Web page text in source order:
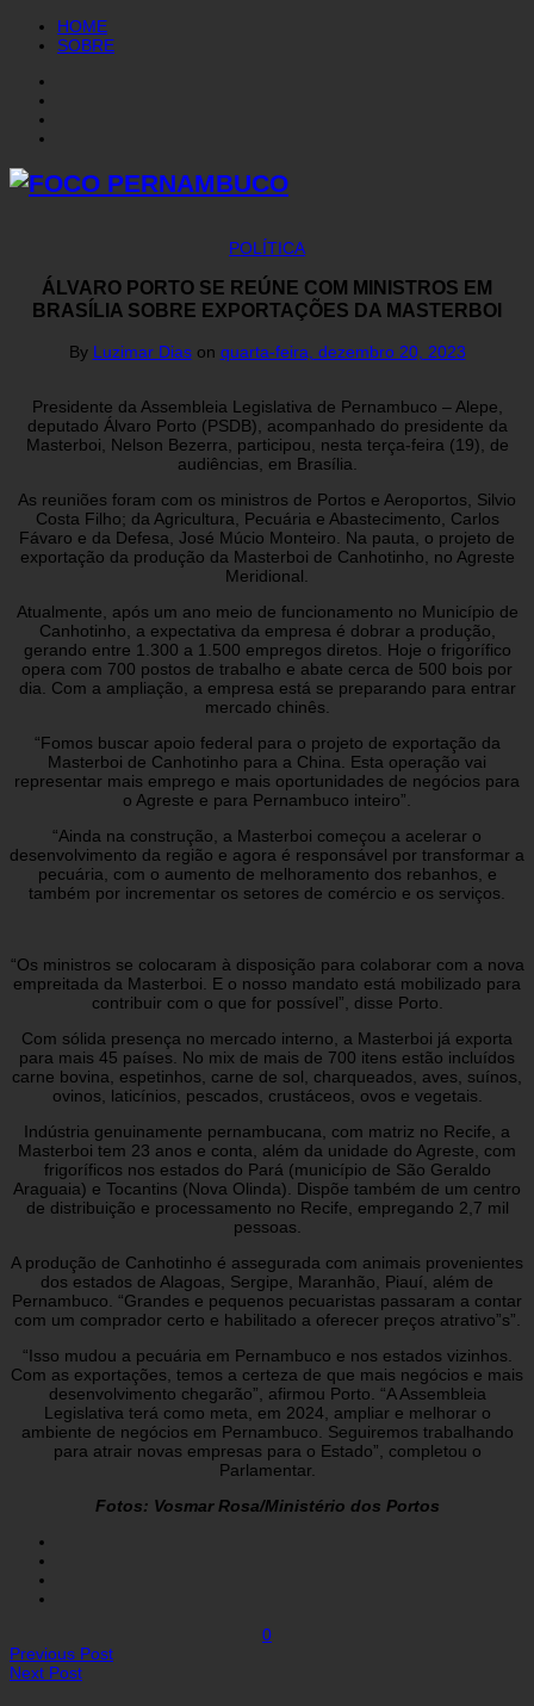
HOME
SOBRE
POLÍTICA
ÁLVARO PORTO SE REÚNE COM MINISTROS EM
BRASÍLIA SOBRE EXPORTAÇÕES DA MASTERBOI
By Luzimar Dias on quarta-feira, dezembro 20, 2023
Presidente da Assembleia Legislativa de Pernambuco – Alepe,
deputado Álvaro Porto (PSDB), acompanhado do presidente da
Masterboi, Nelson Bezerra, participou, nesta terça-feira (19), de
audiências, em Brasília.
As reuniões foram com os ministros de Portos e Aeroportos, Silvio
Costa Filho; da Agricultura, Pecuária e Abastecimento, Carlos
Fávaro e da Defesa, José Múcio Monteiro. Na pauta, o projeto de
exportação da produção da Masterboi de Canhotinho, no Agreste
Meridional.
Atualmente, após um ano meio de funcionamento no Município de
Canhotinho, a expectativa da empresa é dobrar a produção,
gerando entre 1.300 a 1.500 empregos diretos. Hoje o frigorífico
opera com 700 postos de trabalho e abate cerca de 500 bois por
dia. Com a ampliação, a empresa está se preparando para entrar
mercado chinês.
“Fomos buscar apoio federal para o projeto de exportação da
Masterboi de Canhotinho para a China. Esta operação vai
representar mais emprego e mais oportunidades de negócios para
o Agreste e para Pernambuco inteiro”.
“Ainda na construção, a Masterboi começou a acelerar o
desenvolvimento da região e agora é responsável por transformar a
pecuária, com o aumento de melhoramento dos rebanhos, e
também por incrementar os setores de comércio e os serviços.
“Os ministros se colocaram à disposição para colaborar com a nova
empreitada da Masterboi. E o nosso mandato está mobilizado para
contribuir com o que for possível”, disse Porto.
Com sólida presença no mercado interno, a Masterboi já exporta
para mais 45 países. No mix de mais de 700 itens estão incluídos
carne bovina, espetinhos, carne de sol, charqueados, aves, suínos,
ovinos, laticínios, pescados, crustáceos, ovos e vegetais.
Indústria genuinamente pernambucana, com matriz no Recife, a
Masterboi tem 23 anos e conta, além da unidade do Agreste, com
frigoríficos nos estados do Pará (município de São Geraldo
Araguaia) e Tocantins (Nova Olinda). Dispõe também de um centro
de distribuição e processamento no Recife, empregando 2,7 mil
pessoas.
A produção de Canhotinho é assegurada com animais provenientes
dos estados de Alagoas, Sergipe, Maranhão, Piauí, além de
Pernambuco. “Grandes e pequenos pecuaristas passaram a contar
com um comprador certo e habilitado a oferecer preços atrativo”s”.
“Isso mudou a pecuária em Pernambuco e nos estados vizinhos.
Com as exportações, temos a certeza de que mais negócios e mais
desenvolvimento chegarão”, afirmou Porto. “A Assembleia
Legislativa terá como meta, em 2024, ampliar e melhorar o
ambiente de negócios em Pernambuco. Seguiremos trabalhando
para atrair novas empresas para o Estado”, completou o
Parlamentar.
Fotos: Vosmar Rosa/Ministério dos Portos
0
Previous Post
Next Post